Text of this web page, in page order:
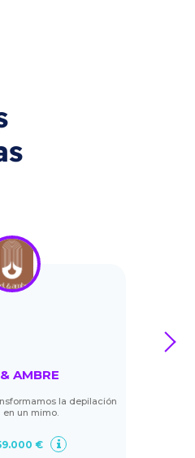
AMBRE
la depilación
en un mimo.
€
next